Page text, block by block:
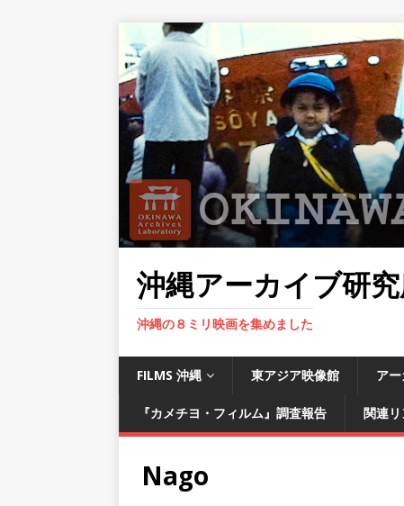
沖縄アーカイブ研
沖縄の８ミリ映画を集めました
FILMS 沖縄 東アジア映像館 ア
『カメチヨ・フィルム』調査報告 関連
Nago